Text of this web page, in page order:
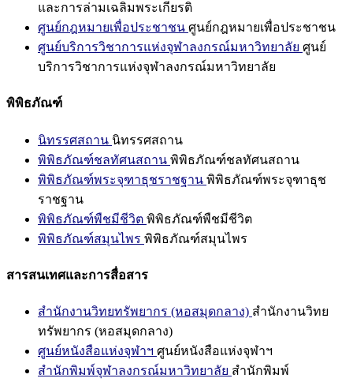
และการล่ามเฉลิมพระเกียรติ
ศูนย์กฎหมายเพื่อประชาชน ศูนย์กฎหมายเพื่อประชาชน
ศูนย์บริการวิชาการแห่งจุฬาลงกรณ์มหาวิทยาลัย ศูนย์
บริการวิชาการแห่งจุฬาลงกรณ์มหาวิทยาลัย
พิพิธภัณฑ์
นิทรรศสถาน นิทรรศสถาน
พิพิธภัณฑ์ชลทัศนสถาน พิพิธภัณฑ์ชลทัศนสถาน
พิพิธภัณฑ์พระจุฑาธุชราชฐาน พิพิธภัณฑ์พระจุฑาธุช
ราชฐาน
พิพิธภัณฑ์พืชมีชีวิต พิพิธภัณฑ์พืชมีชีวิต
พิพิธภัณฑ์สมุนไพร พิพิธภัณฑ์สมุนไพร
สารสนเทศและการสื่อสาร
สำนักงานวิทยทรัพยากร (หอสมุดกลาง) สำนักงานวิทย
ทรัพยากร (หอสมุดกลาง)
ศูนย์หนังสือแห่งจุฬาฯ ศูนย์หนังสือแห่งจุฬาฯ
สำนักพิมพ์จุฬาลงกรณ์มหาวิทยาลัย สำนักพิมพ์